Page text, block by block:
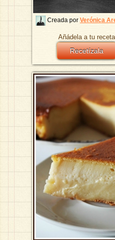
Creada por Verónica
Añádela a tu
Recetízala